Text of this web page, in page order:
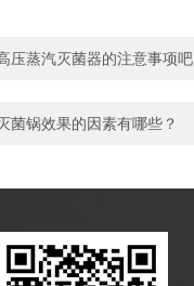
压蒸汽灭菌器的注意事项吧
菌锅效果的因素有哪些？